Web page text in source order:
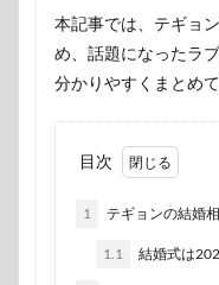
本記事では、テギョ
め、話題になったラ
分かりやすくまとめ
目次
1 テギョンの結婚
1.1 結婚式は